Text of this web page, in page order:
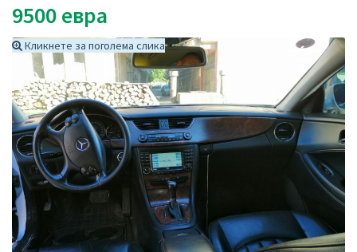
9500евра
Кликнете за поголема слика